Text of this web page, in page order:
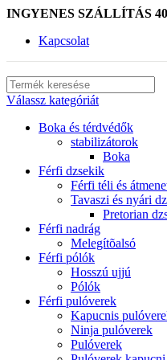
INGYENES SZÁLLÍTÁS
Kapcsolat
Válassz kategóriát
Boka és térdvédők
stabilizátorok
Boka
Férfi dzsekik
Férfi téli és
Tavaszi és nyári
Pretorian
Férfi nadrág
Melegítõalsó
Férfi pólók
Hosszú ujjú
Pólók
Férfi pulóverek
Kapucnis
Ninja pulóverek
Pulóverek